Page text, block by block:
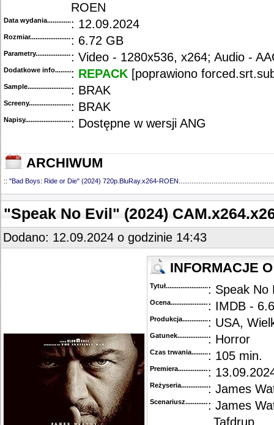
ROEN
Data wydania......................................
: 12.09.2024
Rozmiar...........................................
: 6.72 GB
Parametry.........................................: Video - 1280x536, x264; Audio -
Dodatkowe info....................................
: REPACK [poprawiono
Sample............................................
: BRAK
Screeny...........................................
: BRAK
Napisy............................................: Dostępne w wersji ANG
ARCHIWUM
:: "Bad Boys: Ride or Die" (2024) 720p.BluRay.x264-ROEN
"Speak No Evil" (2024)
Dodano: 12.09.2024 o godzinie 14:43
INFORMACJE
Tytuł............................................
: Speak No
Ocena.............................................
: IMDB -
Produkcja.........................................
: USA,
Gatunek...........................................
: Horror
Czas trwania......................................
: 105 min.
Premiera..........................................
:
Reżyseria........................................
: James
Scenariusz........................................
: James
Tafdrup